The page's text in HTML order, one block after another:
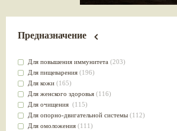
Предназначение
Для повышения иммунитета (203)
Для пищеварения (196)
Для кожи (165)
Для женского здоровья (116)
Для очищения (115)
Для опорно-двигательной системы (112)
Для омоложения (111)